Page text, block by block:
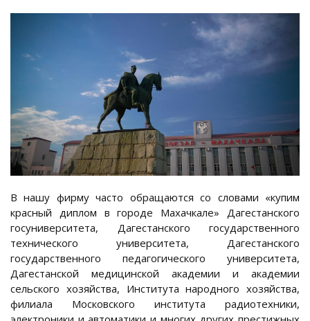
В нашу фирму часто обращаются со словами «купим
красный диплом в городе Махачкале» Дагестанского
госуниверситета, Дагестанского государственного
технического университета, Дагестанского
государственного педагогического университета,
Дагестанской медицинской академии и академии
сельского хозяйства, Института народного хозяйства,
филиала Московского института радиотехники,